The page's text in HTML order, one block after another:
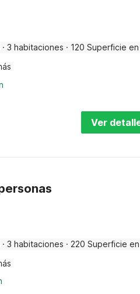
· 3 habitaciones · 120 Superficie en
Ver
· 3 habitaciones · 220 Superficie en